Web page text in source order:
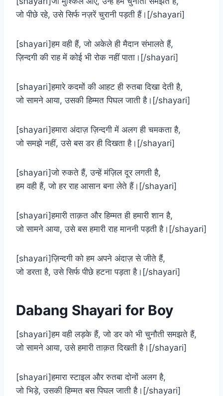
जो पीछे रहे, उसे सिर्फ नज़रें चुरानी पड़ती हैं।[/shayari]
[shayari]हम वही हैं, जो अकेले ही मैदान संभालते हैं,
ज़िन्दगी की राह में कोई भी रोक नहीं पाता।[/shayari]
[shayari]हमारे कदमों की आहट ही रुतबा दिखा देती है,
जो सामने आया, उसकी हिम्मत पिघल जाती है।[/shayari]
[shayari]हमारा अंदाज़ ज़िन्दगी में अलग ही चमकता है,
जो समझे नहीं, उसे बस डर ही दिखता है।[/shayari]
[shayari]जो रुकते हैं, उन्हें मंज़िल दूर लगती है,
हम वही हैं, जो हर राह आसान बना लेते हैं।[/shayari]
[shayari]हमारी ताक़त और हिम्मत ही हमारी शान है,
जो सामने आया, उसे बस हमारी राह माननी पड़ती है।[/shayari]
[shayari]ज़िन्दगी को हम अपने अंदाज़ से जीते हैं,
जो डरता है, उसे सिर्फ पीछे हटना पड़ता है।[/shayari]
Dabang Shayari for Boy
[shayari]हम वही लड़के हैं, जो डर को भी चुनौती समझते हैं,
जो सामने आया, उसे हमारी ताक़त दिखती है।[/shayari]
[shayari]हमारा स्टाइल और रुतबा दोनों अलग है,
जो भिड़े, उसकी हिम्मत बस पिघल जाती है।[/shayari]